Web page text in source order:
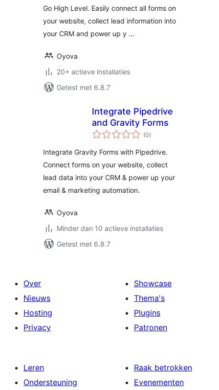
Go High Level. Easily connect all forms on
your website, collect lead information into
your CRM and power up y …
Oyova
20+ actieve installaties
Getest met 6.8.7
Integrate Pipedrive
and Gravity Forms
(0totaal
waarderingen
)
Integrate Gravity Forms with Pipedrive.
Connect forms on your website, collect
lead data into your CRM & power up your
email & marketing automation.
Oyova
Minder dan 10 actieve installaties
Getest met 6.8.7
Over
Nieuws
Hosting
Privacy
Showcase
Thema's
Plugins
Patronen
Leren
Ondersteuning
Raak betrokken
Evenementen